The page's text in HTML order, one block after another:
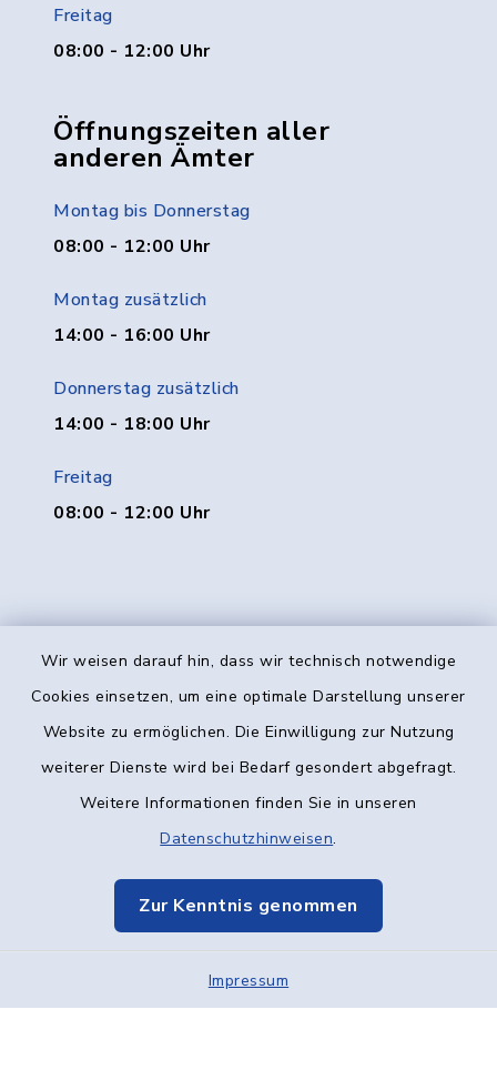
Wir weisen darauf hin, dass wir technisch notwendige
Cookies einsetzen, um eine optimale Darstellung unserer
Website zu ermöglichen. Die Einwilligung zur Nutzung
weiterer Dienste wird bei Bedarf gesondert abgefragt.
Weitere Informationen finden Sie in unseren
Datenschutzhinweisen.
Zur Kenntnis genommen
Impressum
Freitag
08:00 - 12:00 Uhr
Öffnungszeiten aller
anderen Ämter
Montag bis Donnerstag
08:00 - 12:00 Uhr
Montag zusätzlich
14:00 - 16:00 Uhr
Donnerstag zusätzlich
14:00 - 18:00 Uhr
Freitag
08:00 - 12:00 Uhr
Kontakt
Datenschutz
Elektronische Kommunikation
Sitemap